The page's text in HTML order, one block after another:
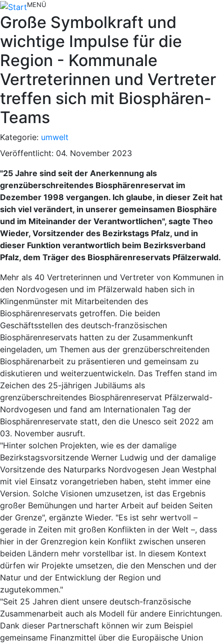
MENÜ
Große Symbolkraft und
wichtige Impulse für die
Region - Kommunale
Vertreterinnen und Vertreter
treffen sich mit Biosphären-
Teams
Kategorie: umwelt
Veröffentlicht: 04. November 2023
"25 Jahre sind seit der Anerkennung als
grenzüberschreitendes Biosphärenreservat im
Dezember 1998 vergangen. Ich glaube, in dieser Zeit hat
sich viel verändert, in unserer gemeinsamen Biosphäre
und im Miteinander der Verantwortlichen", sagte Theo
Wieder, Vorsitzender des Bezirkstags Pfalz, und in
dieser Funktion verantwortlich beim Bezirksverband
Pfalz, dem Träger des Biosphärenreservats Pfälzerwald.
Mehr als 40 Vertreterinnen und Vertreter von Kommunen in
den Nordvogesen und im Pfälzerwald haben sich in
Klingenmünster mit Mitarbeitenden des
Biosphärenreservats getroffen. Die beiden
Geschäftsstellen des deutsch-französischen
Biosphärenreservats hatten zu der Zusammenkunft
eingeladen, um Themen aus der grenzüberschreitenden
Biosphärenarbeit zu präsentieren und gemeinsam zu
diskutieren und weiterzuentwickeln. Das Treffen stand im
Zeichen des 25-jährigen Jubiläums als
grenzüberschreitendes Biosphärenreservat Pfälzerwald-
Nordvogesen und fand am Internationalen Tag der
Biosphärenreservate statt, den die Unesco seit 2022 am
03. November ausruft.
"Hinter solchen Projekten, wie es der damalige
Bezirkstagsvorsitzende Werner Ludwig und der damalige
Vorsitzende des Naturparks Nordvogesen Jean Westphal
mit viel Einsatz vorangetrieben haben, steht immer eine
Version. Solche Visionen umzusetzen, ist das Ergebnis
großer Bemühungen und harter Arbeit auf beiden Seiten
der Grenze", ergänzte Wieder. "Es ist sehr wertvoll –
gerade in Zeiten mit großen Konflikten in der Welt –, dass
hier in der Grenzregion kein Konflikt zwischen unseren
beiden Ländern mehr vorstellbar ist. In diesem Kontext
dürfen wir Projekte umsetzen, die den Menschen und der
Natur und der Entwicklung der Region und
zugutekommen."
"Seit 25 Jahren dient unsere deutsch-französische
Zusammenarbeit auch als Modell für andere Einrichtungen.
Dank dieser Partnerschaft können wir zum Beispiel
gemeinsame Finanzmittel über die Europäische Union